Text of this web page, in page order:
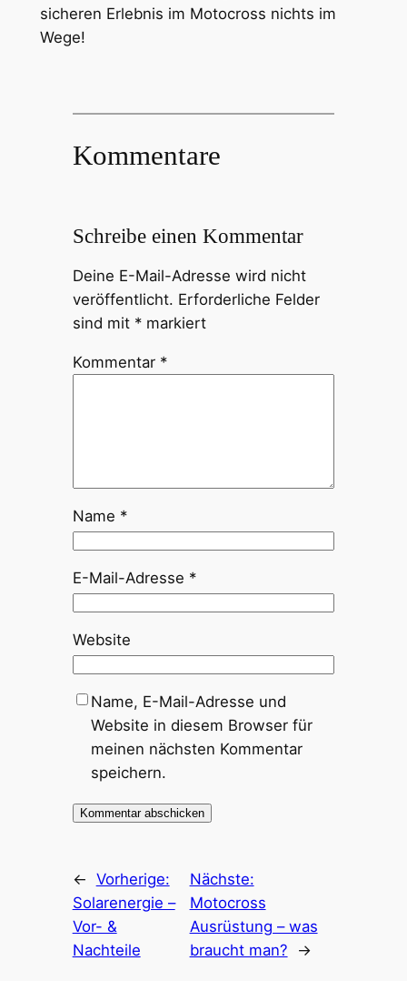
sicheren Erlebnis im Motocross nichts im
Wege!
Kommentare
Schreibe einen Kommentar
Deine E-Mail-Adresse wird nicht
veröffentlicht. Erforderliche Felder
sind mit *markiert
Kommentar *
Name *
E-Mail-Adresse *
Website
Name, E-Mail-Adresse und
Website in diesem Browser für
meinen nächsten Kommentar
speichern.
← Vorherige:
Solarenergie –
Vor- &
Nachteile
Nächste:
Motocross
Ausrüstung – was
braucht man?
→